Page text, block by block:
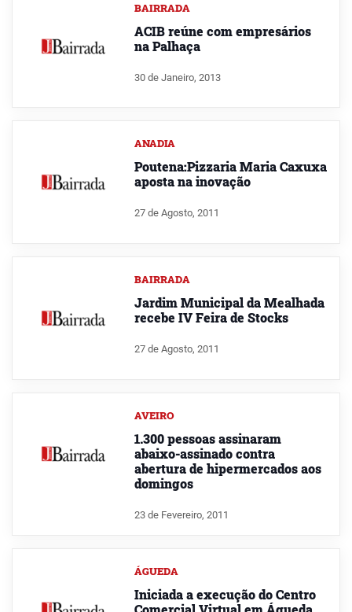
BAIRRADA
ACIB reúne com empresários
na Palhaça
30 de Janeiro, 2013
ANADIA
Poutena:Pizzaria Maria Caxuxa
aposta na inovação
27 de Agosto, 2011
BAIRRADA
Jardim Municipal da Mealhada
recebe IV Feira de Stocks
27 de Agosto, 2011
AVEIRO
1.300 pessoas assinaram
abaixo-assinado contra
abertura de hipermercados aos
domingos
23 de Fevereiro, 2011
ÁGUEDA
Iniciada a execução do Centro